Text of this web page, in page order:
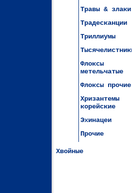
Травы & злаки
Традесканции
Триллиумы
Флоксы
метельчатые
Флоксы прочие
Хризантемы
корейские
Эхинацеи
Прочие
Хвойные